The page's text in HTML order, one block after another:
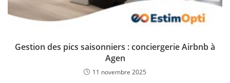
Gestion des pics saisonniers : conciergerie Airbnb à
Agen
11 novembre 2025